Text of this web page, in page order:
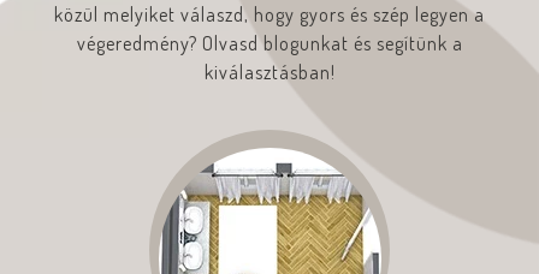
közül melyiket válaszd, hogy gyors és szép legyen a
végeredmény? Olvasd blogunkat és segítünk a
kiválasztásban!